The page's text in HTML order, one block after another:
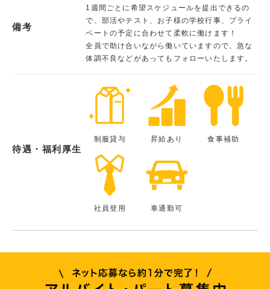
備考
1週間ごとに希望スケジュールを提出できるの
で、部活やテスト、お子様の学校行事、プライ
ベートの予定に合わせて柔軟に働けます！
全員で助け合いながら働いていますので、急な
体調不良などがあってもフォローいたします。
待遇・福利厚生
制服貸与 昇給あり 食事補助
社員登用 車通勤可